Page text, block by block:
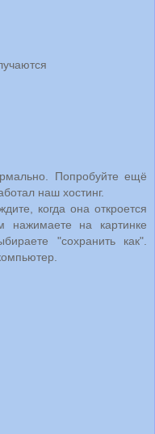
Попробуйте ещё
наш хостинг.
когда она откроется
нажимаете на картинке
"сохранить как".